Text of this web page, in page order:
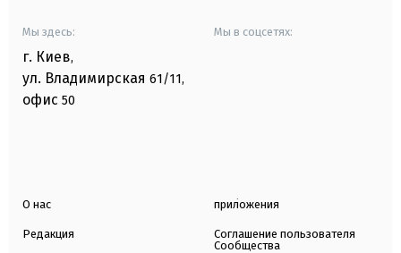
Мы здесь:
г. Киев,
ул. Владимирская 61/11,
офис 50
Мы в соцсетях:
О нас
Редакция
приложения
Соглашение пользователя
Сообщества